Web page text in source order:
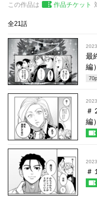
この作品は 作品チケット
全21話
最
編）
70
＃
編）
＃